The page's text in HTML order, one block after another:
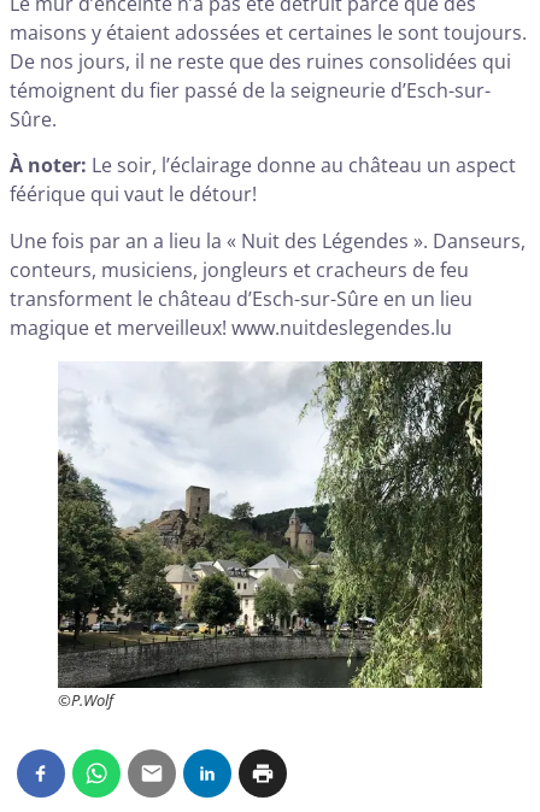
maisons y étaient adossées et certaines le sont toujours.
De nos jours, il ne reste que des ruines consolidées qui
témoignent du fier passé de la seigneurie d’Esch-sur-
Sûre.
À noter: Le soir, l’éclairage donne au château un aspect
féérique qui vaut le détour!
Une fois par an a lieu la « Nuit des Légendes ». Danseurs,
conteurs, musiciens, jongleurs et cracheurs de feu
transforment le château d’Esch-sur-Sûre en un lieu
magique et merveilleux! www.nuitdeslegendes.lu
©P.Wolf